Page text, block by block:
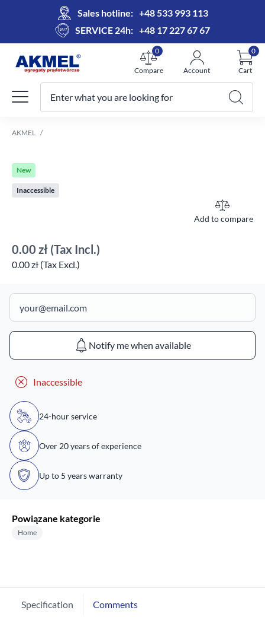
Sales hotline: +48 533 993 113
SERVICE 24h: +48 17 227 67 67
Compare
0
Account Cart
0
Your cart
Enter what you are looking for
AKMEL
New
Inaccessible
Add to compare
0.00 zł (Tax Incl.)
0.00 zł (Tax Excl.)
Notify me when available
Inaccessible
24-hour service
Over 20 years of experience
Up to 5 years warranty
Powiązane kategorie
Home
Specification Comments